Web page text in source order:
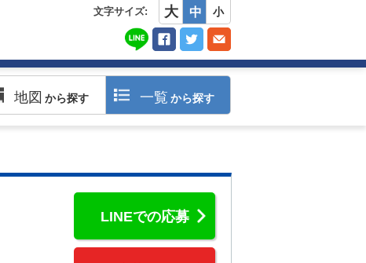
文字サイズ: 大 中 小
地図 から探す 一覧 から探す
LINEでの応募